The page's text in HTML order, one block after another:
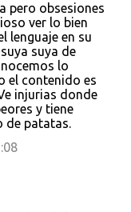
pero obsesiones
ver lo bien
lenguaje en su
suya de
lo
el contenido es
injurias donde
y tiene
de patatas.